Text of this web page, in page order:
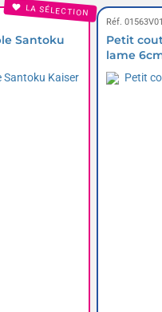
LA SÉLECTION
Santoku
Réf.
Petit
lame